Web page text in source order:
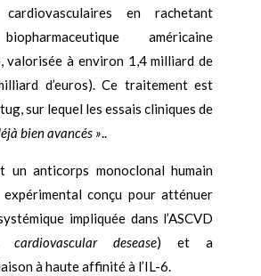
en rachetant
américaine
valorisée à environ 1,4 milliard de
d’euros). Ce traitement est
sur lequel les essais cliniques de
bien avancés »..
un anticorps monoclonal humain
conçu pour atténuer
impliquée dans l’ASCVD
cardiovascular desease) et a
à haute affinité à l’IL-6.